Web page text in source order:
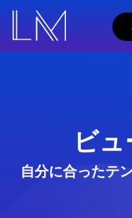
ビ
自分に合ったテ